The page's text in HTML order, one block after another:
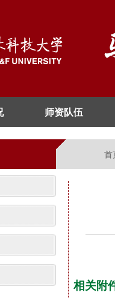
师资队伍
首
相关附